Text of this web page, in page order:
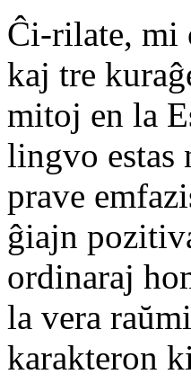
Ĉi-rilate, mi
kaj tre
mitoj en la
lingvo estas
prave
ĝiajn
ordinaraj
la vera
karakteron